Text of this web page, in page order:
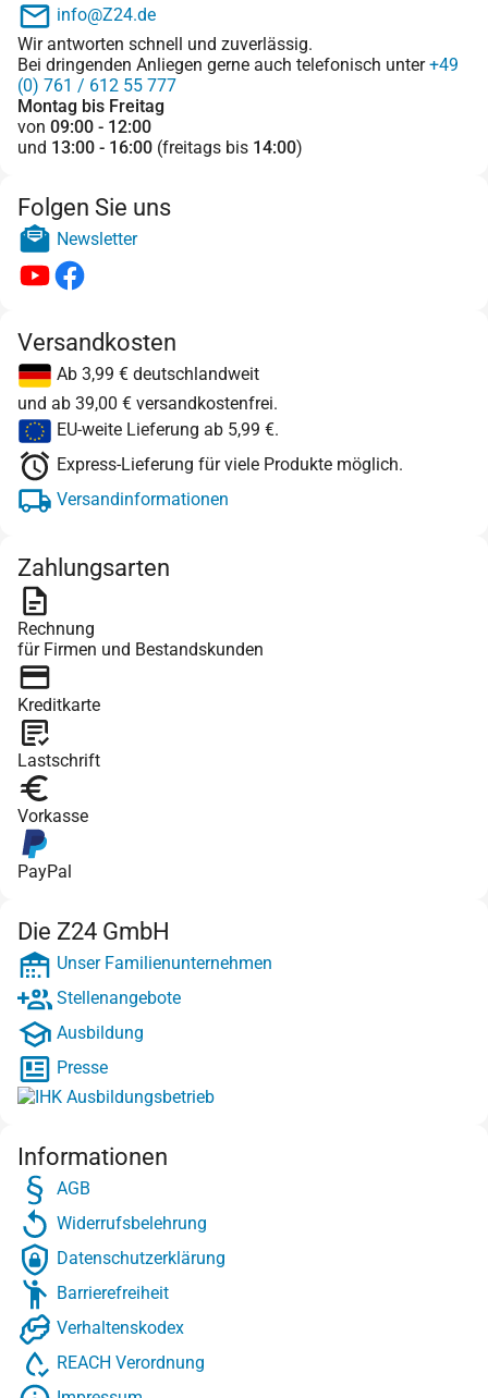
info@Z24.de
Wir antworten schnell und zuverlässig.
Bei dringenden Anliegen gerne auch telefonisch unter+49
(0) 761 / 612 55 777
Montag bis Freitag
von 09:00 - 12:00
und 13:00 - 16:00 (freitags bis 14:00)
Folgen Sie uns
Newsletter
Versandkosten
Ab 3,99 € deutschlandweit
und ab 39,00 € versandkostenfrei.
EU-weite Lieferung ab 5,99 €.
Express-Lieferung für viele Produkte möglich.
Versandinformationen
Zahlungsarten
Rechnung
für Firmen und Bestandskunden
Kreditkarte
Lastschrift
Vorkasse
PayPal
Die Z24 GmbH
Unser Familienunternehmen
Stellenangebote
Ausbildung
Presse
Informationen
AGB
Widerrufsbelehrung
Datenschutzerklärung
Barrierefreiheit
Verhaltenskodex
REACH Verordnung